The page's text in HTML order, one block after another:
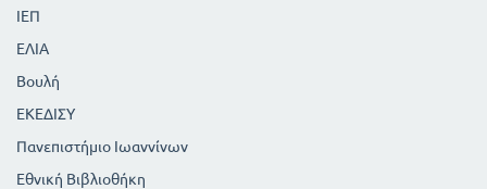
ΙΕΠ
ΕΛΙΑ
Βουλή
ΕΚΕΔΙΣΥ
Πανεπιστήμιο Ιωαννίνων
Εθνική Βιβλιοθήκη